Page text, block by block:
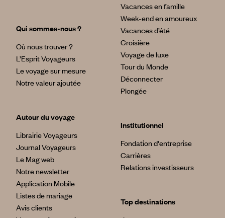
Qui sommes-nous ?
Où nous trouver ?
L’Esprit Voyageurs
Le voyage sur mesure
Notre valeur ajoutée
Autour du voyage
Librairie Voyageurs
Journal Voyageurs
Le Mag web
Notre newsletter
Application Mobile
Listes de mariage
Avis clients
Vacances en famille
Week-end en amoureux
Vacances d’été
Croisière
Voyage de luxe
Tour du Monde
Déconnecter
Plongée
Institutionnel
Fondation d'entreprise
Carrières
Relations investisseurs
Top destinations